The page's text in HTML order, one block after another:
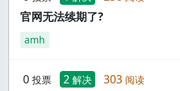
官网无法续期了?
amh
0 投票 2 解决 303 阅读